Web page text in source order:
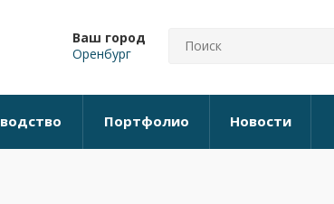
Ваш город
Оренбург
Портфолио Новости